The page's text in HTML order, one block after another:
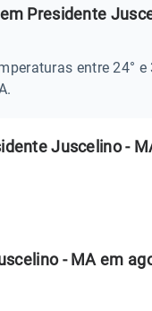
Presidente
entre 24°
Juscelino -
- MA em